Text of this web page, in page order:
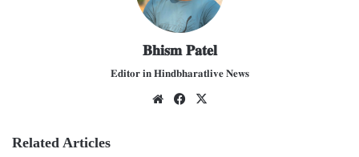
𝐁𝐡𝐢𝐬𝐦 𝐏𝐚𝐭𝐞𝐥
𝐄𝐝𝐢𝐭𝐨𝐫 𝐢𝐧 𝐇𝐢𝐧𝐝𝐛𝐡𝐚𝐫𝐚𝐭𝐥𝐢𝐯𝐞 𝐍𝐞𝐰𝐬
We
Fac
Related Articles